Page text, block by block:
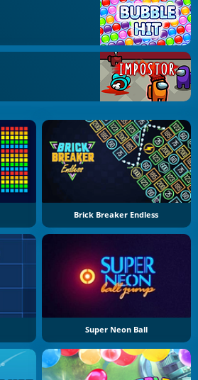
Brick Breaker Endless
Super Neon Ball